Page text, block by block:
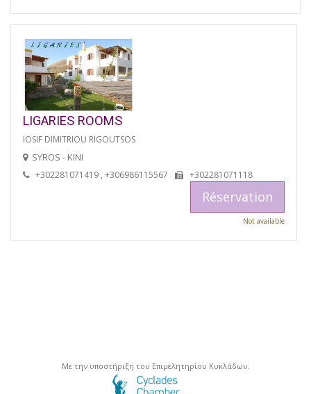
LIGARIES ROOMS
IOSIF DIMITRIOU RIGOUTSOS
SYROS - KINI
+302281071419 , +306986115567 +302281071118
Réservation
Not available
Με την υποστήριξη του Επιμελητηρίου Κυκλάδων.